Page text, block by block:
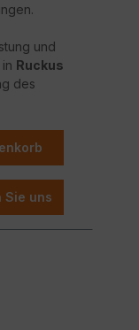
und
Ruckus
des
Sie uns